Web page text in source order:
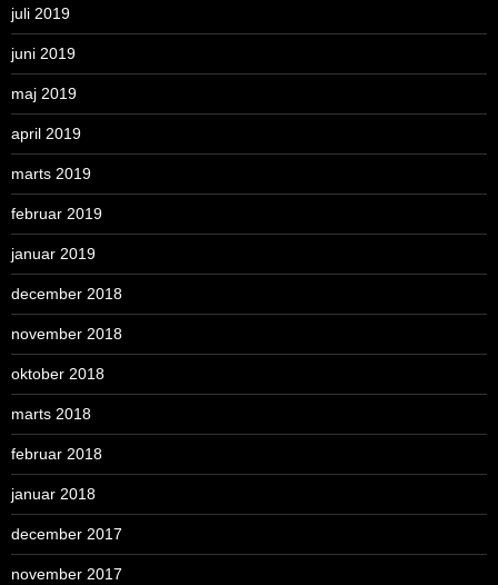
juli 2019
juni 2019
maj 2019
april 2019
marts 2019
februar 2019
januar 2019
december 2018
november 2018
oktober 2018
marts 2018
februar 2018
januar 2018
december 2017
november 2017